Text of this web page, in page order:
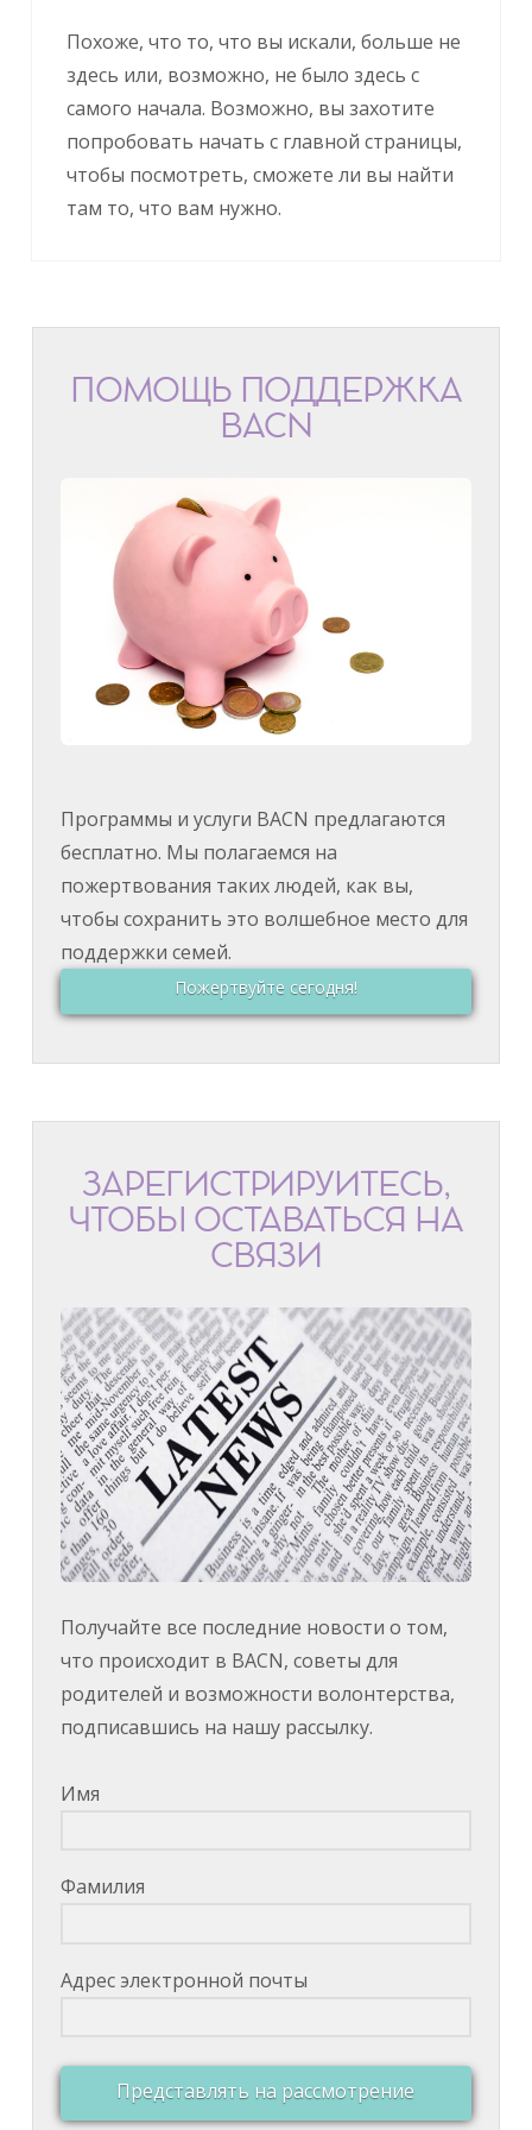
Похоже, что то, что вы искали, больше не
здесь или, возможно, не было здесь с
самого начала. Возможно, вы захотите
попробовать начать с главной страницы,
чтобы посмотреть, сможете ли вы найти
там то, что вам нужно.
ПОМОЩЬ ПОДДЕРЖКА
BACN
Программы и услуги BACN предлагаются
бесплатно. Мы полагаемся на
пожертвования таких людей, как вы,
чтобы сохранить это волшебное место для
поддержки семей.
Пожертвуйте сегодня!
ЗАРЕГИСТРИРУЙТЕСЬ,
ЧТОБЫ ОСТАВАТЬСЯ НА
СВЯЗИ
Получайте все последние новости о том,
что происходит в BACN, советы для
родителей и возможности волонтерства,
подписавшись на нашу рассылку.
Имя
Фамилия
Адрес электронной почты
Представлять на рассмотрение